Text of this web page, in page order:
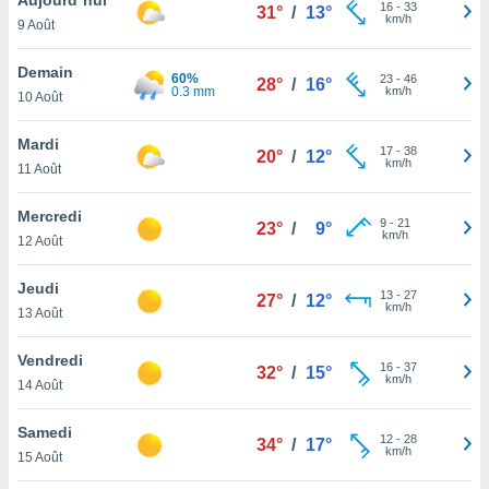
et
»,
au
vous
qu'ils
ou
le
ainsi
un
la
du
9 Août
31° / 13° 16- 33
km/h
Demain
10 Août
60%
0.3 mm
28° / 16° 23- 46
km/h
Mardi
11 Août
20° / 12° 17- 38
km/h
Mercredi
12 Août
23° / 9° 9- 21
km/h
Jeudi
13 Août
27° / 12° 13- 27
km/h
Vendredi
14 Août
32° / 15° 16- 37
km/h
Samedi
15 Août
34° / 17° 12- 28
km/h